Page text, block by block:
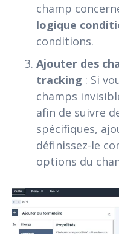
champ
logique
conditions.
Ajouter des
tracking : Si
champs
afin de suivre
spécifiques,
définissez-le
options du